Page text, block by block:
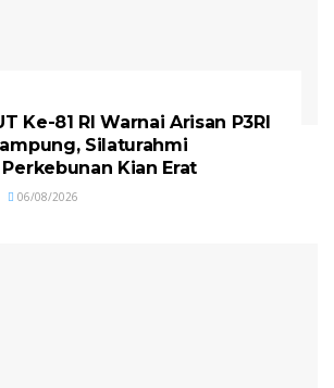
Ke-81 RI Warnai Arisan P3RI
Silaturahmi
Kian Erat
06/08/2026